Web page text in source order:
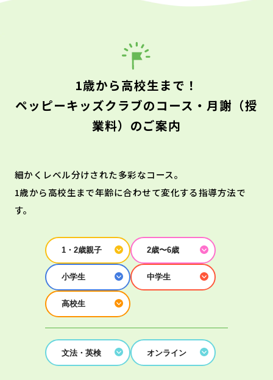
1歳から高校生まで！
ペッピーキッズクラブのコース・月謝（授
業料）のご案内
細かくレベル分けされた多彩なコース。
1歳から高校生まで年齢に合わせて変化する指導方法で
す。
1・2歳親子 2歳〜6歳
小学生 中学生
高校生
文法・英検 オンライン